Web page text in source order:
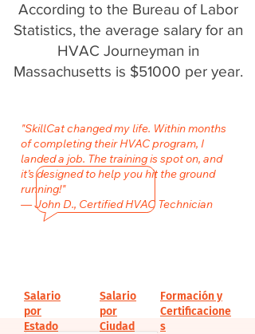
According to the Bureau of Labor
Statistics, the average salary for an
HVAC Journeyman in
Massachusetts is $51000 per year.
"SkillCat changed my life. Within months
of completing their HVAC program, I
landed a job. The training is spot on, and
it’s designed to help you hit the ground
running!"
— John D., Certified HVAC Technician
Salario
por
Estado
Salario
por
Ciudad
Formación y
Certificacione
s